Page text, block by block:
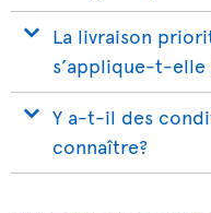
La livraison
s’applique-t-
Y a-t-il des
connaître?